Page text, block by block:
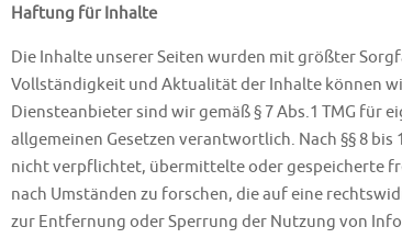
Haftung für Inhalte
Die Inhalte unserer Seiten wurden mit größter
Vollständigkeit und Aktualität der Inhalte können
Diensteanbieter sind wir gemäß § 7 Abs.1 TMG für
allgemeinen Gesetzen verantwortlich. Nach §§ 8
nicht verpflichtet, übermittelte oder gespeicherte
nach Umständen zu forschen, die auf eine
zur Entfernung oder Sperrung der Nutzung von